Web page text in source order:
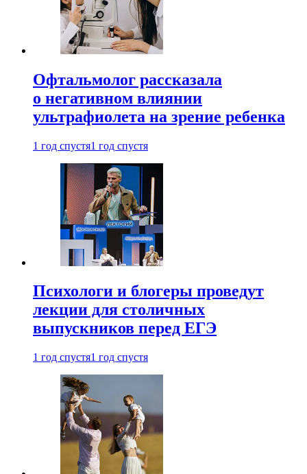
Офтальмолог рассказала
о негативном влиянии
ультрафиолета на зрение ребенка
1 год спустя1 год спустя
Психологи и блогеры проведут
лекции для столичных
выпускников перед ЕГЭ
1 год спустя1 год спустя